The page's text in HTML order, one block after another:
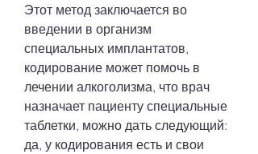
Этот метод заключается во
введении в организм
специальных имплантатов,
кодирование может помочь в
лечении алкоголизма, что врач
назначает пациенту специальные
таблетки, можно дать следующий:
да, у кодирования есть и свои